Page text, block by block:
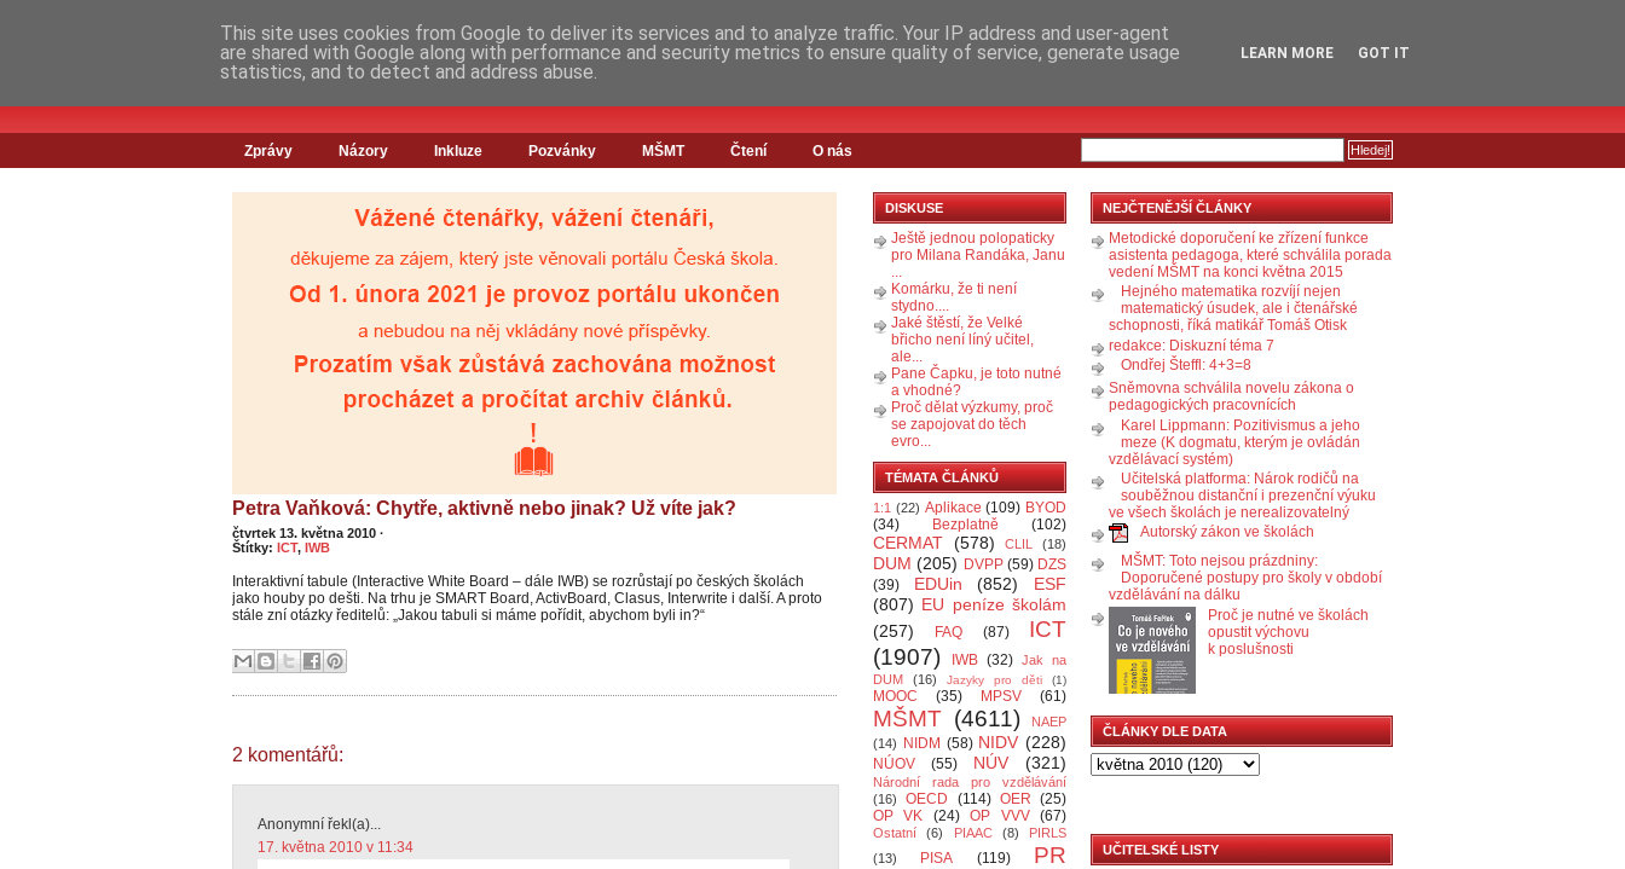
Zprávy Názory Inkluze Pozvánky MŠMT Čtení O nás
Petra Vaňková: Chytře, aktivně nebo jinak? Už víte jak?
čtvrtek 13. května 2010 ·
Štítky: ICT, IWB
Interaktivní tabule (Interactive White Board – dále IWB) se rozrůstají po českých školách
jako houby po dešti. Na trhu je SMART Board, ActivBoard, Clasus, Interwrite i další. A proto
stále zní otázky ředitelů: „Jakou tabuli si máme pořídit, abychom byli in?“
2 komentářů:
Anonymní řekl(a)...
17. května 2010 v 11:34
DISKUSE
Ještě jednou polopaticky
pro Milana Randáka, Janu
...
Komárku, že ti není
stydno....
Jaké štěstí, že Velké
břicho není líný učitel,
ale...
Pane Čapku, je toto nutné
a vhodné?
Proč dělat výzkumy, proč
se zapojovat do těch
evro...
TÉMATA ČLÁNKŮ
1:1 (22) Aplikace (109) BYOD
(34)
Bezplatně (102)
CERMAT (578) CLIL (18)
DUM (205) DVPP (59) DZS
(39)
EDUin (852)
ESF
(807) EU peníze školám
(257)
FAQ (87)
ICT
(1907)
IWB (32) Jak na
DUM
(16) Jazyky pro děti (1)
MOOC (35) MPSV (61)
MŠMT (4611)
NAEP
(14)
NIDM (58) NIDV (228)
NÚOV (55) NÚV (321)
Národní rada pro vzdělávání
(16)
OECD (114) OER (25)
OP VK
(24) OP VVV (67)
Ostatní (6) PIAAC (8)
PIRLS
(13)
PISA (119)
PR
NEJČTENĚJŠÍ ČLÁNKY
Metodické doporučení ke zřízení funkce
asistenta pedagoga, které schválila porada
vedení MŠMT na konci května 2015
Hejného matematika rozvíjí nejen
matematický úsudek, ale i čtenářské
schopnosti, říká matikář Tomáš Otisk
redakce: Diskuzní téma 7
Ondřej Šteffl: 4+3=8
Sněmovna schválila novelu zákona o
pedagogických pracovnících
Karel Lippmann: Pozitivismus a jeho
meze (K dogmatu, kterým je ovládán
vzdělávací systém)
Učitelská platforma: Nárok rodičů na
souběžnou distanční i prezenční výuku
ve všech školách je nerealizovatelný
Autorský zákon ve školách
MŠMT: Toto nejsou prázdniny:
Doporučené postupy pro školy v období
vzdělávání na dálku
Proč je nutné ve školách
opustit výchovu
k poslušnosti
ČLÁNKY DLE DATA
UČITELSKÉ LISTY
This site uses cookies from Google to deliver its services and to analyze traffic. Your IP address and user-agent
are shared with Google along with performance and security metrics to ensure quality of service, generate usage
statistics, and to detect and address abuse.
LEARN MORE GOT IT